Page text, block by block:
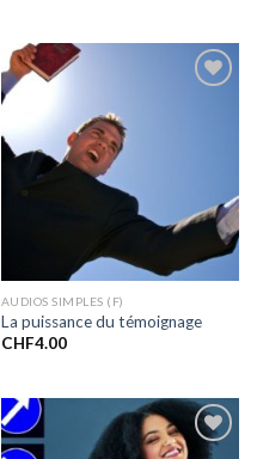
AUDIOS SIMPLES (F)
La puissance du témoignage
CHF4.00